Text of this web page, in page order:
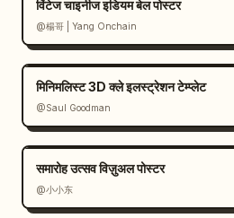
विंटेज चाइनीज इडियम बेल पोस्टर
@楊哥 | Yang Onchain
मिनिमलिस्ट 3D क्ले इलस्ट्रेशन टेम्प्लेट
@Saul Goodman
समारोह उत्सव विज़ुअल पोस्टर
@小小东